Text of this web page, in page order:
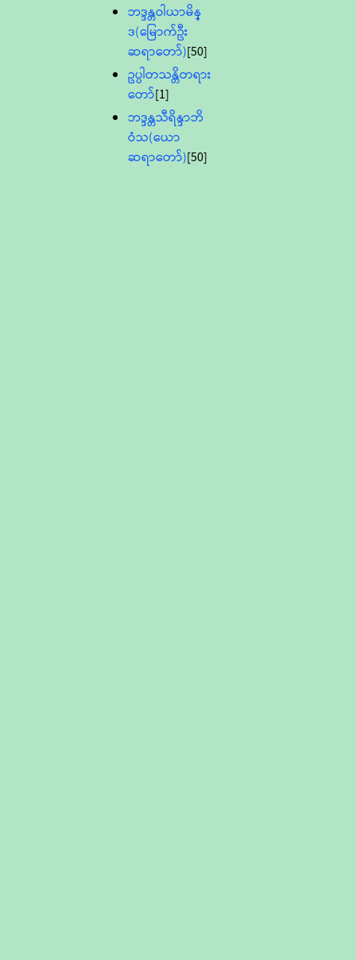
ဘဒ္ဒန္တဝါယာမိန္
ဒ(မြောက်ဦး
ဆရာတော်)[50]
ဥပ္ပါတသန္တိတရား
တော်[1]
ဘဒ္ဒန္တသီရိန္ဒာဘိ
ဝံသ(ယော
ဆရာတော်)[50]